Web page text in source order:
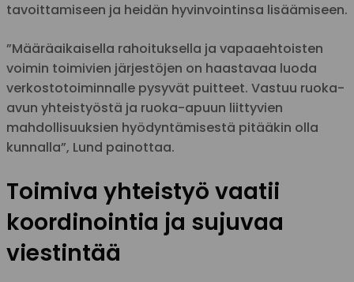
tavoittamiseen ja heidän hyvinvointinsa lisäämiseen.
”Määräaikaisella rahoituksella ja vapaaehtoisten
voimin toimivien järjestöjen on haastavaa luoda
verkostotoiminnalle pysyvät puitteet. Vastuu ruoka-
avun yhteistyöstä ja ruoka-apuun liittyvien
mahdollisuuksien hyödyntämisestä pitääkin olla
kunnalla”, Lund painottaa.
Toimiva yhteistyö vaatii
koordinointia ja sujuvaa
viestintää